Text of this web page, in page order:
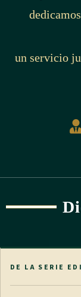
Autorización
Autorízase a
Sistema, los
un servicio
DE LA SERIE